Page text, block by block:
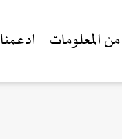
من المعلومات ادعمنا